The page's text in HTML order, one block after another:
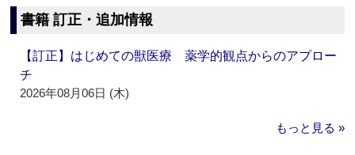
書籍 訂正・追加情報
【訂正】はじめての獣医療 薬学的観点からのアプロー
チ
2026年08月06日 (木)
もっと見る »